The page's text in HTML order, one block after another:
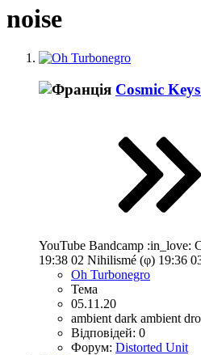
noise
Cosmic
YouTube Bandcamp :in_love:
19:38 02 Nihilismé (φ) 19:36
Oh Turbonegro
Тема
05.11.20
ambient dark ambient
Відповідей: 0
Форум: Distorted Unit